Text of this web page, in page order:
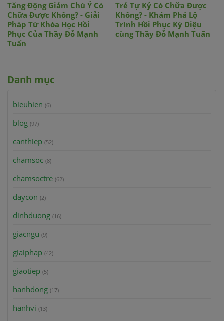
Tăng Động Giảm Chú Ý Có
Chữa Được Không? - Giải
Pháp Từ Khóa Học Hồi
Phục Của Thầy Đỗ Mạnh
Tuấn
Trẻ Tự Kỷ Có Chữa Được
Không? - Khám Phá Lộ
Trình Hồi Phục Kỳ Diệu
cùng Thầy Đỗ Mạnh Tuấn
Danh mục
bieuhien (6)
blog (97)
canthiep (52)
chamsoc (8)
chamsoctre (62)
daycon (2)
dinhduong (16)
giacngu (9)
giaiphap (42)
giaotiep (5)
hanhdong (17)
hanhvi (13)